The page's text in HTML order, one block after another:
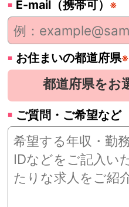
E-mail（携帯可） ※
お住まいの都道府県※
ご質問・ご希望など